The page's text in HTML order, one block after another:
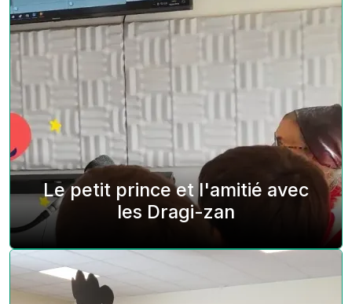
Le petit prince et l'amitié avec
les Dragi-zan